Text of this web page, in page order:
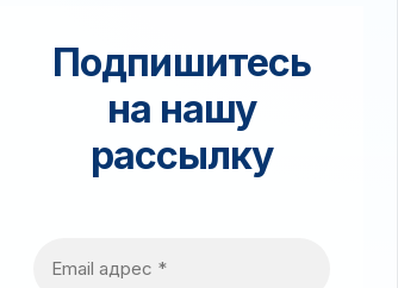
Подпишитесь
на нашу
рассылку